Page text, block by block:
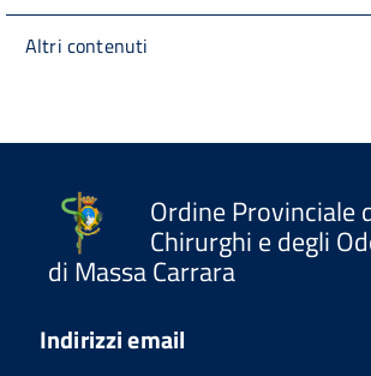
Altri contenuti
Ordine Provinciale
Chirurghi e degli
di Massa Carrara
Indirizzi email